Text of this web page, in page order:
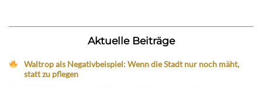
Aktuelle Beiträge
Waltrop als Negativbeispiel: Wenn die Stadt nur noch mäht,
statt zu pflegen